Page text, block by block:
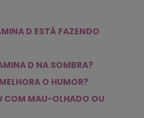
D ESTÁ FAZENDO
D NA SOMBRA?
O HUMOR?
COM MAU-OLHADO OU